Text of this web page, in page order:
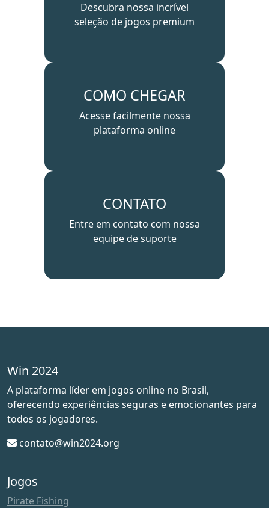
Descubra nossa incrível
seleção de jogos premium
COMO CHEGAR
Acesse facilmente nossa
plataforma online
CONTATO
Entre em contato com nossa
equipe de suporte
Win 2024
A plataforma líder em jogos online no Brasil,
oferecendo experiências seguras e emocionantes para
todos os jogadores.
contato@win2024.org
Jogos
Pirate Fishing